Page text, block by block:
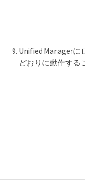
Unified Managerに
どおりに動作する